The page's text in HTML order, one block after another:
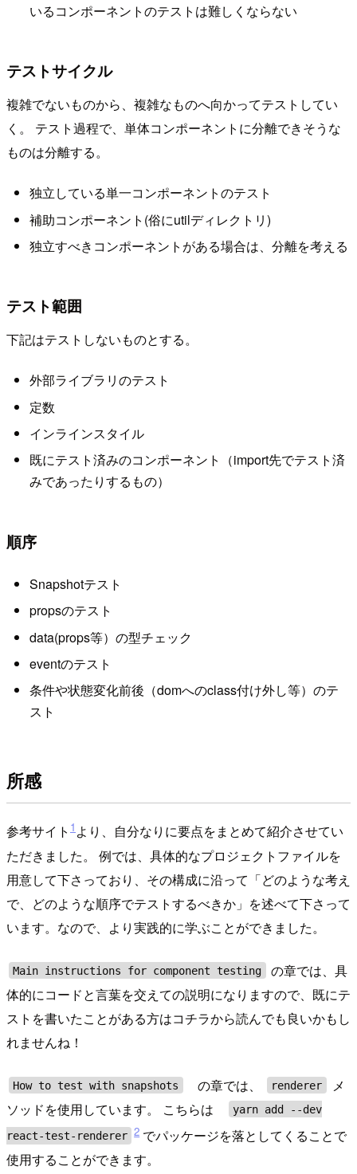
いるコンポーネントのテストは難しくならない
テストサイクル
複雑でないものから、複雑なものへ向かってテストしてい
く。 テスト過程で、単体コンポーネントに分離できそうな
ものは分離する。
独立している単一コンポーネントのテスト
補助コンポーネント(俗にutilディレクトリ)
独立すべきコンポーネントがある場合は、分離を考える
テスト範囲
下記はテストしないものとする。
外部ライブラリのテスト
定数
インラインスタイル
既にテスト済みのコンポーネント（import先でテスト済
みであったりするもの）
順序
Snapshotテスト
propsのテスト
data(props等）の型チェック
eventのテスト
条件や状態変化前後（domへのclass付け外し等）のテ
スト
所感
参考サイト 1 より、自分なりに要点をまとめて紹介させてい
ただきました。 例では、具体的なプロジェクトファイルを
用意して下さっており、その構成に沿って「どのような考え
で、どのような順序でテストするべきか」を述べて下さって
います。なので、より実践的に学ぶことができました。
Main instructions for component testing
の章では、具
体的にコードと言葉を交えての説明になりますので、既にテ
ストを書いたことがある方はコチラから読んでも良いかもし
れませんね！
How to test with snapshots の章では、 renderer
メ
ソッドを使用しています。 こちらは
yarn add --dev
react-test-renderer 2 でパッケージを落としてくることで
使用することができます。